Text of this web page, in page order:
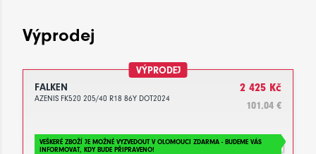
Výprodej
VÝPRODEJ
FALKEN
AZENIS FK520 205/40 R18 86Y DOT2024
2 425 Kč
101.04 €
VEŠKERÉ ZBOŽÍ JE MOŽNÉ VYZVEDOUT V OLOMOUCI ZDARMA - BUDEME VÁS
INFORMOVAT, KDY BUDE PŘIPRAVENO!